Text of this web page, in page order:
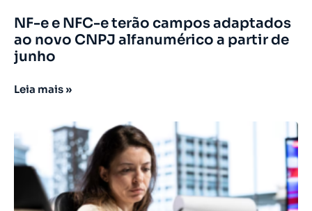
NF-e e NFC-e terão campos adaptados
ao novo CNPJ alfanumérico a partir de
junho
Leia mais »